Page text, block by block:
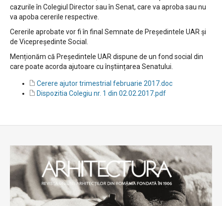
cazurile în Colegiul Director sau în Senat, care va aproba sau nu
va apoba cererile respective.
Cererile aprobate vor fi în final Semnate de Președintele UAR și
de Vicepreședinte Social.
Menționăm că Președintele UAR dispune de un fond social din
care poate acorda ajutoare cu înștiințarea Senatului.
Cerere ajutor trimestrial februarie 2017.doc
Dispozitia Colegiu nr. 1 din 02.02.2017.pdf